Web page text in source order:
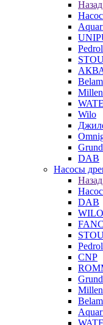
Назад
Wilo
DAB
Насосы
Назад
DAB
WILO
CNP